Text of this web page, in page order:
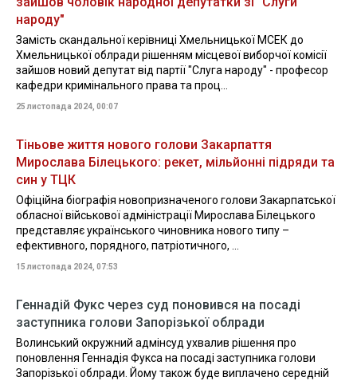
народу"
Замість скандальної керівниці Хмельницької МСЕК до
Хмельницької облради рішенням місцевої виборчої комісії
зайшов новий депутат від партії "Слуга народу" - професор
кафедри кримінального права та проц...
25 листопада 2024, 00:07
Тіньове життя нового голови Закарпаття
Мирослава Білецького: рекет, мільйонні підряди та
син у ТЦК
Офіційна біографія новопризначеного голови Закарпатської
обласної військової адміністрації Мирослава Білецького
представляє українського чиновника нового типу –
ефективного, порядного, патріотичного, ...
15 листопада 2024, 07:53
Геннадій Фукс через суд поновився на посаді
заступника голови Запорізької облради
Волинський окружний адмінсуд ухвалив рішення про
поновлення Геннадія Фукса на посаді заступника голови
Запорізької облради. Йому також буде виплачено середній